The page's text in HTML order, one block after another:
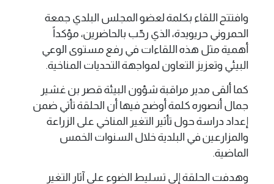
وافتتح اللقاء بكلمة لعضو المجلس البلدي جمعة
الحمروني حريويدة، الذي رحّب بالحاضرين، مؤكداً
أهمية مثل هذه اللقاءات في رفع مستوى الوعي
البيئي وتعزيز التعاون لمواجهة التحديات المناخية.
كما ألقى مدير مراقبة شؤون البيئة قصر بن غشير
جمال أنصوره كلمة أوضح فيها أن الحلقة تأتي ضمن
إعداد دراسة حول تأثير التغير المناخي على الزراعة
والمزارعين في البلدية خلال السنوات الخمس
الماضية.
وهدفت الحلقة إلى تسليط الضوء على آثار التغير